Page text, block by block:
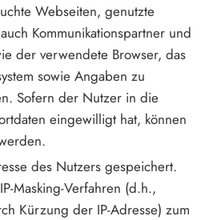
Webseiten, genutzte
Kommunikationspartner und
der verwendete Browser, das
sowie Angaben zu
Sofern der Nutzer in die
eingewilligt hat, können
des Nutzers gespeichert.
Masking-Verfahren (d.h.,
Kürzung der IP-Adresse) zum